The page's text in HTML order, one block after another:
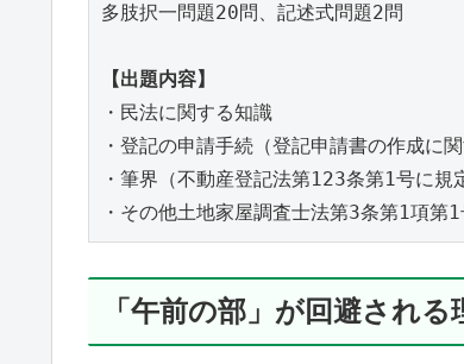
多肢択一問題20問、記述式問題2問
【出題内容】
・民法に関する知識
・登記の申請手続（登記申請書の作成に
・筆界（不動産登記法第123条第1号に
「午前の部」が回避される